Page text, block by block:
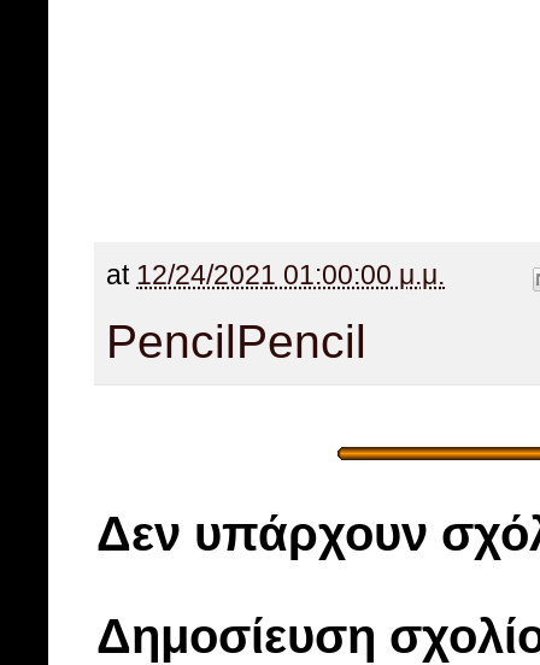
at 12/24/2021 01:00:00 μ.μ.
PencilPencil
Δεν υπάρχουν
Δημοσίευση